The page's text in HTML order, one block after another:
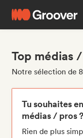
Top médias
Notre sélection de
Tu souhaites
médias / pros ?
Rien de plus